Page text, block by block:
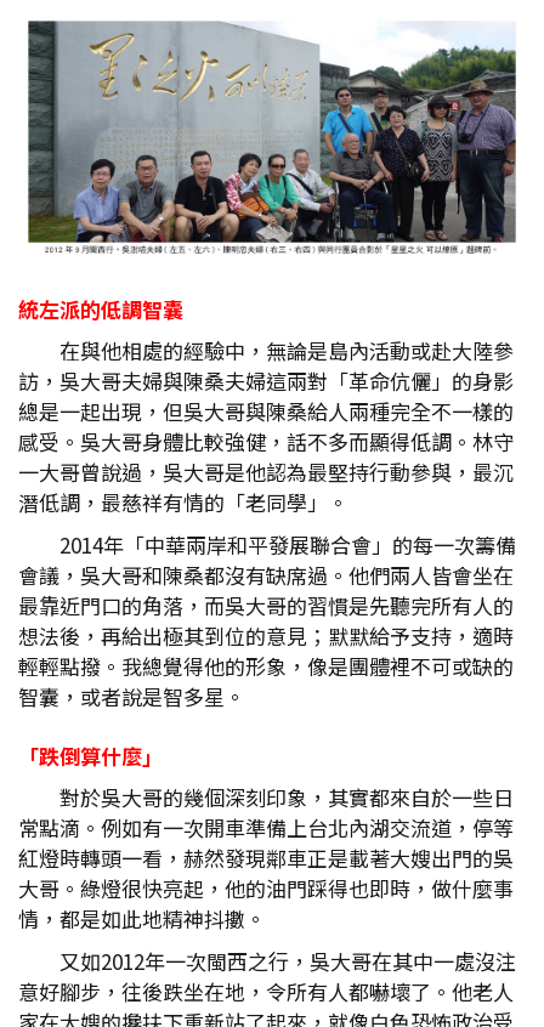
統左派的低調智囊
在與他相處的經驗中，無論是島內活動或赴大陸參
訪，吳大哥夫婦與陳桑夫婦這兩對「革命伉儷」的身影
總是一起出現，但吳大哥與陳桑給人兩種完全不一樣的
感受。吳大哥身體比較強健，話不多而顯得低調。林守
一大哥曾說過，吳大哥是他認為最堅持行動參與，最沉
潛低調，最慈祥有情的「老同學」。
2014年「中華兩岸和平發展聯合會」的每一次籌備
會議，吳大哥和陳桑都沒有缺席過。他們兩人皆會坐在
最靠近門口的角落，而吳大哥的習慣是先聽完所有人的
想法後，再給出極其到位的意見；默默給予支持，適時
輕輕點撥。我總覺得他的形象，像是團體裡不可或缺的
智囊，或者說是智多星。
「跌倒算什麼」
對於吳大哥的幾個深刻印象，其實都來自於一些日
常點滴。例如有一次開車準備上台北內湖交流道，停等
紅燈時轉頭一看，赫然發現鄰車正是載著大嫂出門的吳
大哥。綠燈很快亮起，他的油門踩得也即時，做什麼事
情，都是如此地精神抖擻。
又如2012年一次閩西之行，吳大哥在其中一處沒注
意好腳步，往後跌坐在地，令所有人都嚇壞了。他老人